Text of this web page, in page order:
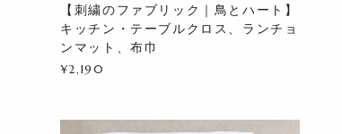
【刺繍のファブリック｜鳥とハート】
キッチン・テーブルクロス、ランチョ
ンマット、布巾
¥2,190